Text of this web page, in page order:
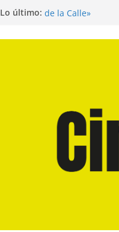
Lo último: Entrevista a Juan
de la Calle»